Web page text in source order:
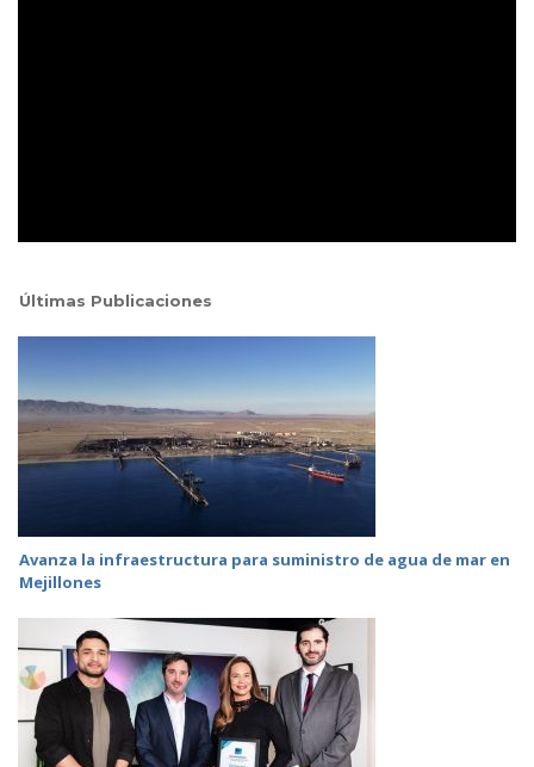
Últimas Publicaciones
Avanza la infraestructura para suministro de agua de mar en
Mejillones